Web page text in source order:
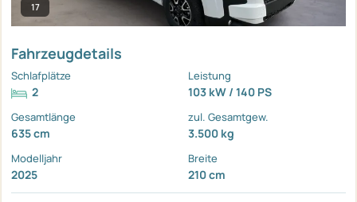
17
Fahrzeugdetails
Schlafplätze
2
Leistung
103 kW / 140 PS
Gesamtlänge
635 cm
zul. Gesamtgew.
3.500 kg
Modelljahr
2025
Breite
210 cm